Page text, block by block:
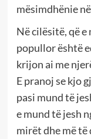
mësimdhënie
Në cilësitë, që
popullor është
krijon ai me
E pranoj se kjo
pasi mund të
e mund të jesh
mirët dhe më